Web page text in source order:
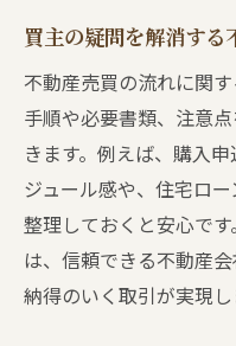
買主の疑問を解消する
不動産売買の流れに関
手順や必要書類、注意
きます。例えば、購入
ジュール感や、住宅ロ
整理しておくと安心で
は、信頼できる不動産
納得のいく取引が実現し